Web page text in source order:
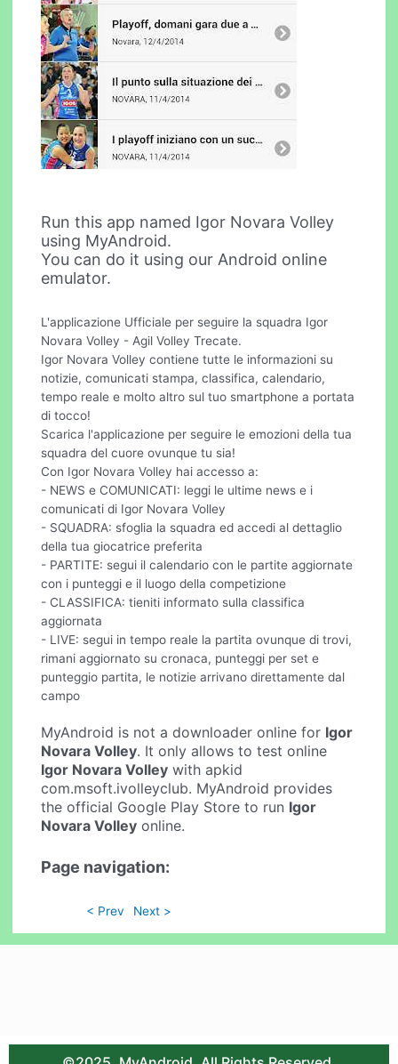
Run this app named Igor Novara Volley
using MyAndroid.
You can do it using our Android online
emulator.
L'applicazione Ufficiale per seguire la squadra Igor
Novara Volley - Agil Volley Trecate.
Igor Novara Volley contiene tutte le informazioni su
notizie, comunicati stampa, classifica, calendario,
tempo reale e molto altro sul tuo smartphone a portata
di tocco!
Scarica l'applicazione per seguire le emozioni della tua
squadra del cuore ovunque tu sia!
Con Igor Novara Volley hai accesso a:
- NEWS e COMUNICATI: leggi le ultime news e i
comunicati di Igor Novara Volley
- SQUADRA: sfoglia la squadra ed accedi al dettaglio
della tua giocatrice preferita
- PARTITE: segui il calendario con le partite aggiornate
con i punteggi e il luogo della competizione
- CLASSIFICA: tieniti informato sulla classifica
aggiornata
- LIVE: segui in tempo reale la partita ovunque di trovi,
rimani aggiornato su cronaca, punteggi per set e
punteggio partita, le notizie arrivano direttamente dal
campo
MyAndroid is not a downloader online for Igor
Novara Volley. It only allows to test online
Igor Novara Volley with apkid
com.msoft.ivolleyclub. MyAndroid provides
the official Google Play Store to run Igor
Novara Volley online.
Page navigation:
< Prev Next >